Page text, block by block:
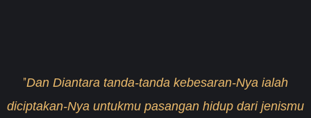
"Dan Diantara tanda-tanda kebesaran-Nya ialah
diciptakan-Nya untukmu pasangan hidup dari jenismu